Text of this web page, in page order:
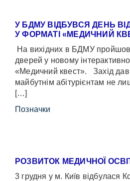
У БДМУ ВІДБУВСЯ ДЕНЬ
У ФОРМАТІ «МЕДИЧНИЙ
На вихідних в БДМУ пройшов
дверей у новому
«Медичний квест». Захід дав
майбутнім абітурієнтам не
[…]
Позначки
РОЗВИТОК МЕДИЧНОЇ
3 грудня у м. Київ відбулася